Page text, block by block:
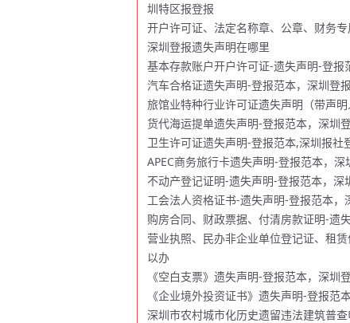
圳特区报登报
开户许可证、法定名称章、公章、财务
深圳登报遗失声明在哪里
基本存款账户开户许可证-遗失声明-登
汽车合格证遗失声明-登报范本，深圳登
旅馆业特种行业许可证遗失声明（带声
货代海运提单遗失声明-登报范本，深圳
卫生许可证遗失声明-登报范本,深圳报社
APEC商务旅行卡遗失声明-登报范本，
不动产登记证明-遗失声明-登报范本，深
工会法人资格证书-遗失声明-登报范本，
购房合同、财政票据、付清房款证明-遗
营业执照、民办非企业单位登记证、租
以办
《空白支票》遗失声明-登报范本，深圳
《企业境外投资证书》遗失声明-登报范
深圳市农村城市化历史遗留违法建筑普